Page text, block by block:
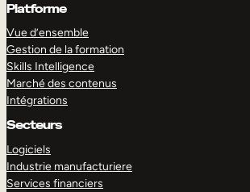
Platforme
Vue d’ensemble
Gestion de la formation
Skills Intelligence
Marché des contenus
Intégrations
Secteurs
Logiciels
Industrie manufacturiere
Services financiers